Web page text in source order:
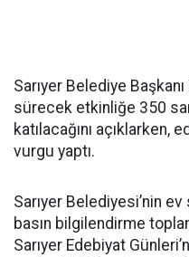
Sarıyer Belediye
sürecek etkinliğe 350
katılacağını açıklarken,
vurgu yaptı.
Sarıyer Belediyesi’nin
basın bilgilendirme
Sarıyer Edebiyat